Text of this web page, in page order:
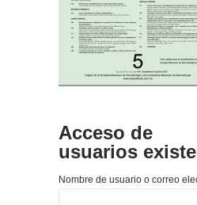
Acceso de
usuarios
Nombre de usuario o correo